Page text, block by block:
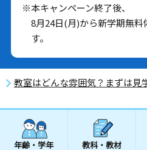
※本キャンペーン終了後、
8月24日(月)から新学期無
す。
教室はどんな雰囲気？まずは見
年齢・学年 教科・教材